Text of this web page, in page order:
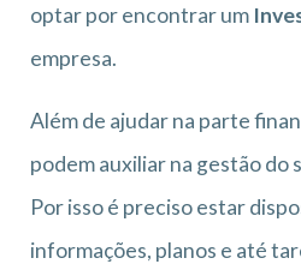
optar por encontrar um
empresa.
Além de ajudar na parte
podem auxiliar na gestão do
Por isso é preciso estar
informações, planos e até